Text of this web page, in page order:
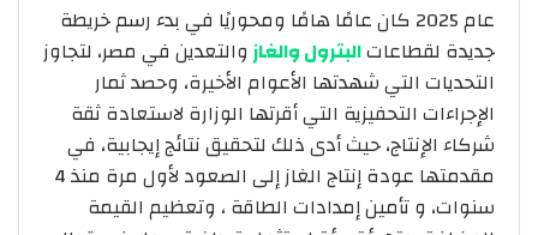
عام 2025 كان عامًا هامًا ومحوريًا في بدء رسم خريطة
جديدة لقطاعاتالبترول والغازوالتعدين في مصر، لتجاوز
التحديات التي شهدتها الأعوام الأخيرة، وحصد ثمار
الإجراءات التحفيزية التي أقرتها الوزارة لاستعادة ثقة
شركاء الإنتاج، حيث أدى ذلك لتحقيق نتائج إيجابية، في
مقدمتها عودة إنتاج الغاز إلى الصعود لأول مرة منذ 4
سنوات، و تأمين إمدادات الطاقة ، وتعظيم القيمة